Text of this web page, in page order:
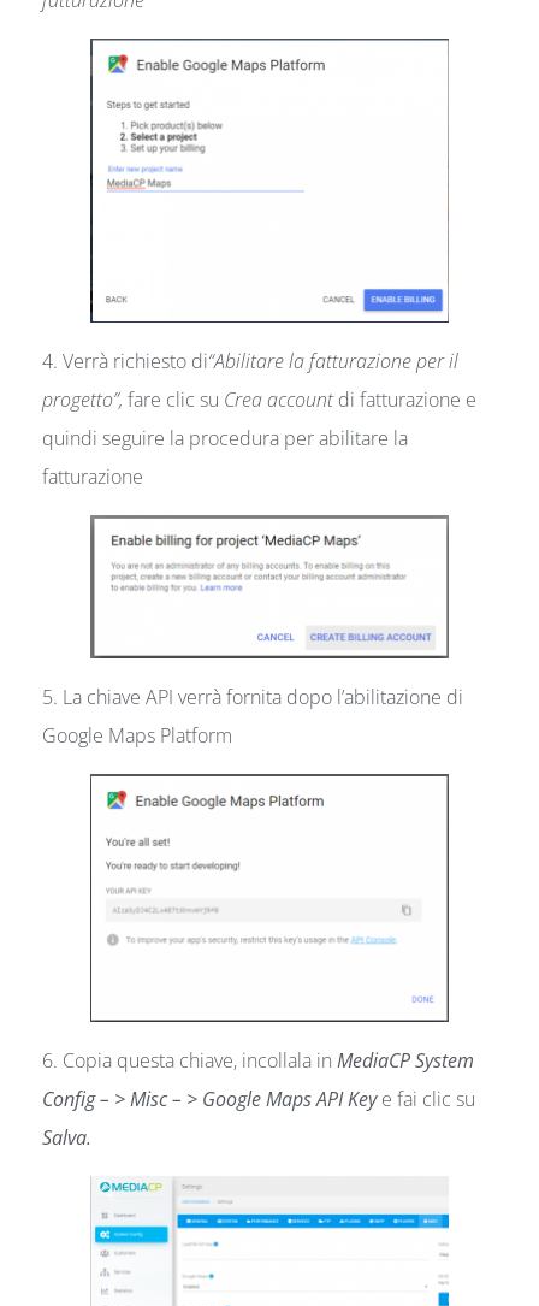
4. Verrà richiesto di“Abilitare la fatturazione per il
progetto”, fare clic su Crea accountdi fatturazione e
quindi seguire la procedura per abilitare la
fatturazione
5. La chiave API verrà fornita dopo l’abilitazione di
Google Maps Platform
6. Copia questa chiave, incollala in MediaCP System
Config – > Misc – > Google Maps API Keye fai clic su
Salva.